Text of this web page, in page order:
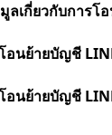
ลเกี่ยวกับการโ
อนย้ายบัญชี
อนย้ายบัญชี